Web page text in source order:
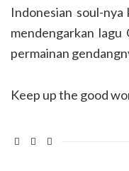
Indonesian soul-
mendengarkan lagu
permainan
Keep up the good